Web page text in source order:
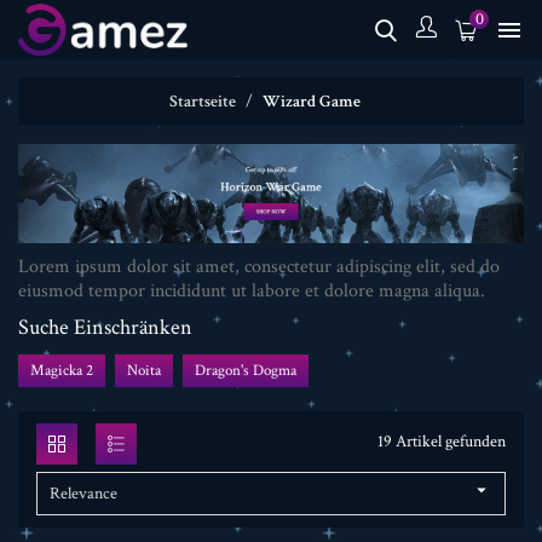
0 
Startseite Wizard Game
Lorem ipsum dolor sit amet, consectetur adipiscing elit, sed do
eiusmod tempor incididunt ut labore et dolore magna aliqua.
Suche Einschränken
Magicka 2 Noita Dragon's Dogma
19 Artikel gefunden
Relevance 